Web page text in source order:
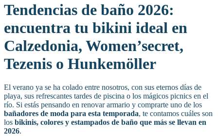
Tendencias de baño 2026:
encuentra tu bikini ideal en
Calzedonia, Women’secret,
Tezenis o Hunkemöller
El verano ya se ha colado entre nosotros, con sus eternos días de
playa, sus refrescantes tardes de piscina o los mágicos picnics en el
río. Si estás pensando en renovar armario y comprarte uno de los
bañadores de moda para esta temporada, te contamos cuáles son
los bikinis, colores y estampados de baño que más se llevan en
2026.